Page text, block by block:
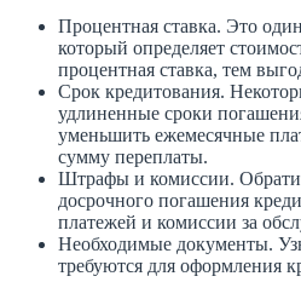
Процентная ставка. Это
который определяет
процентная ставка, тем
Срок кредитования.
удлиненные сроки
уменьшить ежемесячные
сумму переплаты.
Штрафы и комиссии.
досрочного погашения
платежей и комиссии за
Необходимые документы.
требуются для оформления